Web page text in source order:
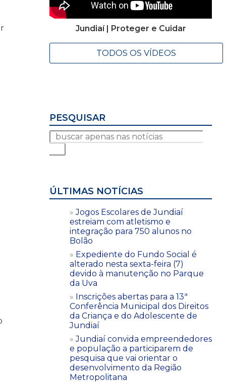
Jundiaí | Proteger e Cuidar
TODOS OS VÍDEOS
PESQUISAR
ÚLTIMAS NOTÍCIAS
Jogos Escolares de Jundiaí
estreiam com atletismo e
integração para 750 alunos no
Bolão
Expediente do Fundo Social é
alterado nesta sexta-feira (7)
devido à manutenção no Parque
da Uva
Inscrições abertas para a 13ª
Conferência Municipal dos Direitos
da Criança e do Adolescente de
Jundiaí
Jundiaí convida empreendedores
e população a participarem de
pesquisa que vai orientar o
desenvolvimento da Região
Metropolitana